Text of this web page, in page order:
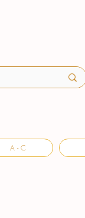
A - C